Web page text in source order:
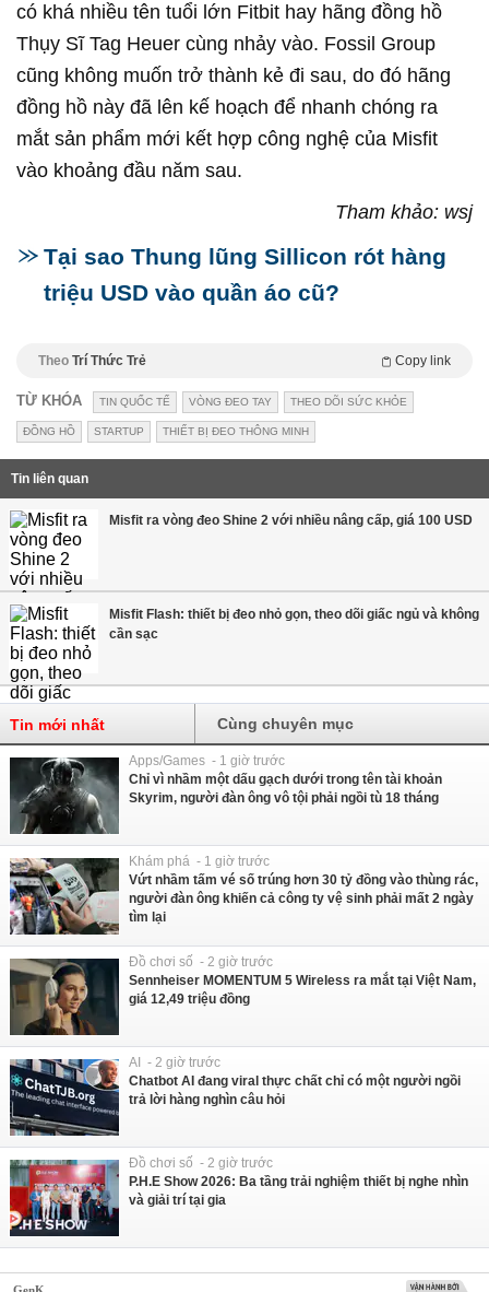
có khá nhiều tên tuổi lớn Fitbit hay hãng đồng hồ
Thụy Sĩ Tag Heuer cùng nhảy vào. Fossil Group
cũng không muốn trở thành kẻ đi sau, do đó hãng
đồng hồ này đã lên kế hoạch để nhanh chóng ra
mắt sản phẩm mới kết hợp công nghệ của Misfit
vào khoảng đầu năm sau.
Tham khảo: wsj
Tại sao Thung lũng Sillicon rót hàng
triệu USD vào quần áo cũ?
Theo Trí Thức Trẻ Copy link
TỪ KHÓA TIN QUỐC TẾ VÒNG ĐEO TAY THEO DÕI SỨC KHỎE
ĐỒNG HỒ STARTUP THIẾT BỊ ĐEO THÔNG MINH
Tin liên quan
Misfit ra vòng đeo Shine 2 với nhiều nâng cấp, giá 100 USD
Misfit Flash: thiết bị đeo nhỏ gọn, theo dõi giấc ngủ và không
cần sạc
Tin mới nhất Cùng chuyên mục
Apps/Games - 1 giờ trước
Chỉ vì nhầm một dấu gạch dưới trong tên tài khoản
Skyrim, người đàn ông vô tội phải ngồi tù 18 tháng
Khám phá - 1 giờ trước
Vứt nhầm tấm vé số trúng hơn 30 tỷ đồng vào thùng rác,
người đàn ông khiến cả công ty vệ sinh phải mất 2 ngày
tìm lại
Đồ chơi số - 2 giờ trước
Sennheiser MOMENTUM 5 Wireless ra mắt tại Việt Nam,
giá 12,49 triệu đồng
AI - 2 giờ trước
Chatbot AI đang viral thực chất chỉ có một người ngồi
trả lời hàng nghìn câu hỏi
Đồ chơi số - 2 giờ trước
P.H.E Show 2026: Ba tầng trải nghiệm thiết bị nghe nhìn
và giải trí tại gia